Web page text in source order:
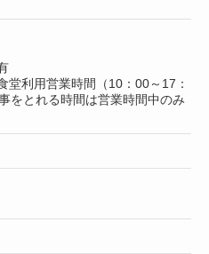
堂利用営業時間（10：00～17：
をとれる時間は営業時間中のみ